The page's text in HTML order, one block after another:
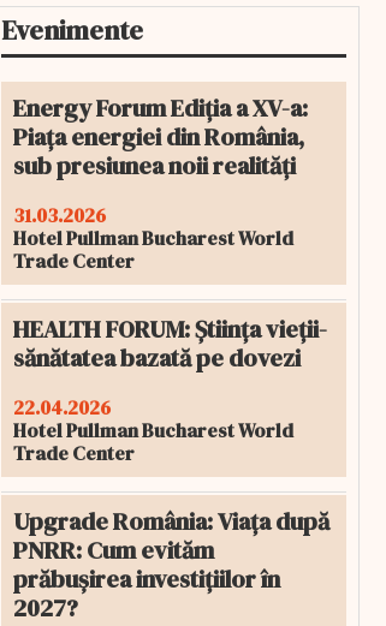
Evenimente
Energy Forum Ediția a XV-a:
Piața energiei din România,
sub presiunea noii realități
31.03.2026
Hotel Pullman Bucharest World
Trade Center
HEALTH FORUM: Știința vieții-
sănătatea bazată pe dovezi
22.04.2026
Hotel Pullman Bucharest World
Trade Center
Upgrade România: Viața după
PNRR: Cum evităm
prăbușirea investițiilor în
2027?